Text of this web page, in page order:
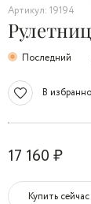
Артикул: 19194
Последний
В
17 160 ₽
Купить сейчас